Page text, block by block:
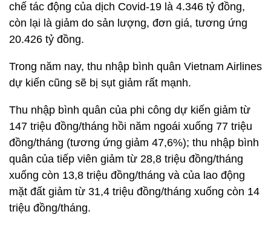
chế tác động của dịch Covid-19 là 4.346 tỷ đồng,
còn lại là giảm do sản lượng, đơn giá, tương ứng
20.426 tỷ đồng.
Trong năm nay, thu nhập bình quân Vietnam Airlines
dự kiến cũng sẽ bị sụt giảm rất mạnh.
Thu nhập bình quân của phi công dự kiến giảm từ
147 triệu đồng/tháng hồi năm ngoái xuống 77 triệu
đồng/tháng (tương ứng giảm 47,6%); thu nhập bình
quân của tiếp viên giảm từ 28,8 triệu đồng/tháng
xuống còn 13,8 triệu đồng/tháng và của lao động
mặt đất giảm từ 31,4 triệu đồng/tháng xuống còn 14
triệu đồng/tháng.